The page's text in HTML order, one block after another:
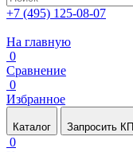
+7 (495) 125-08-07
На главную
0
Сравнение
0
Избранное
Каталог Запросить КП
0